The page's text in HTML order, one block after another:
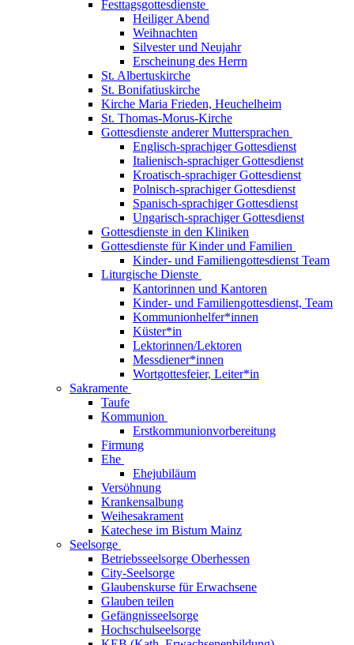
Festtagsgottesdienste
Heiliger Abend
Weihnachten
Silvester und Neujahr
Erscheinung des Herrn
St. Albertuskirche
St. Bonifatiuskirche
Kirche Maria Frieden, Heuchelheim
St. Thomas-Morus-Kirche
Gottesdienste anderer Muttersprachen
Englisch-sprachiger Gottesdienst
Italienisch-sprachiger Gottesdienst
Kroatisch-sprachiger Gottesdienst
Polnisch-sprachiger Gottesdienst
Spanisch-sprachiger Gottesdienst
Ungarisch-sprachiger Gottesdienst
Gottesdienste in den Kliniken
Gottesdienste für Kinder und Familien
Kinder- und Familiengottesdienst Team
Liturgische Dienste
Kantorinnen und Kantoren
Kinder- und Familiengottesdienst, Team
Kommunionhelfer*innen
Küster*in
Lektorinnen/Lektoren
Messdiener*innen
Wortgottesfeier, Leiter*in
Sakramente
Taufe
Kommunion
Erstkommunionvorbereitung
Firmung
Ehe
Ehejubiläum
Versöhnung
Krankensalbung
Weihesakrament
Katechese im Bistum Mainz
Seelsorge
Betriebsseelsorge Oberhessen
City-Seelsorge
Glaubenskurse für Erwachsene
Glauben teilen
Gefängnisseelsorge
Hochschulseelsorge